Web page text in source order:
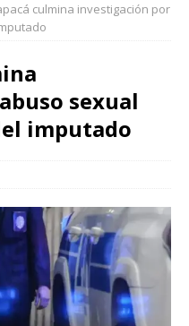
culmina investigación por
sexual
imputado